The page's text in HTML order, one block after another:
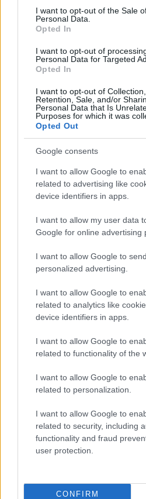
consent section.
I want to opt-out of the Sale
Personal Data.
Opted In
I want to opt-out of
Personal Data for Targeted
Opted In
I want to opt-out of Collection,
Retention, Sale, and/or
Personal Data that Is
Purposes for which it was
Opted Out
Google consents
I want to allow Google to
related to advertising like
device identifiers in apps.
I want to allow my user data
Google for online advertising
I want to allow Google to
personalized advertising.
I want to allow Google to
related to analytics like
device identifiers in apps.
I want to allow Google to
related to functionality of the
I want to allow Google to
related to personalization.
I want to allow Google to
related to security, including
functionality and fraud
user protection.
CONFIRM
Perché l’Italia perde le sue
Roberto Capelli · 8 Ago 2026
MATERNITÀ E GRAVIDANZA
Guida al caldo per gravidanza
disidratazione e colpi di calore
documenti e segnali d’allarme